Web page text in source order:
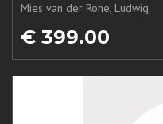
Mies van der Rohe, Ludwig
€ 399.00